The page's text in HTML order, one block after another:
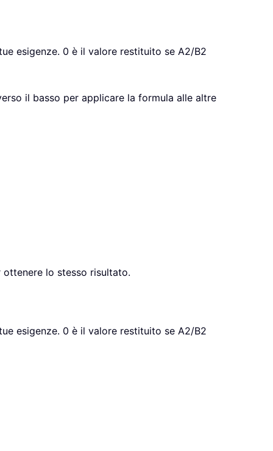
esigenze. 0 è il valore restituito se A2/B2
il basso per applicare la formula alle altre
ottenere lo stesso risultato.
esigenze. 0 è il valore restituito se A2/B2